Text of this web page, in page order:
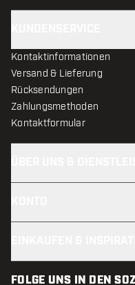
Kontaktinformationen
Versand & Lieferung
Rücksendungen
Zahlungsmethoden
Kontaktformular
FOLGE UNS IN DEN